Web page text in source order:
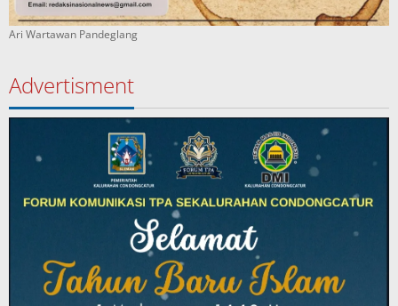
Ari Wartawan Pandeglang
Advertisment